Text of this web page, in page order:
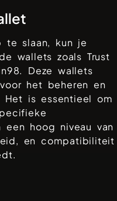
te slaan, kun je
wallets zoals Trust
. Deze wallets
het beheren en
is essentieel om
een hoog niveau van
en compatibiliteit